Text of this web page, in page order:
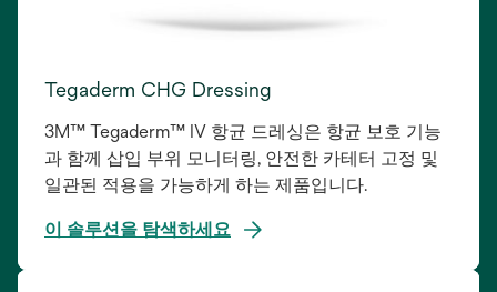
Tegaderm CHG Dressing
3M™ Tegaderm™ IV 항균 드레싱은 항균 보호 기능
과 함께 삽입 부위 모니터링, 안전한 카테터 고정 및
일관된 적용을 가능하게 하는 제품입니다.
이 솔루션을 탐색하세요
새